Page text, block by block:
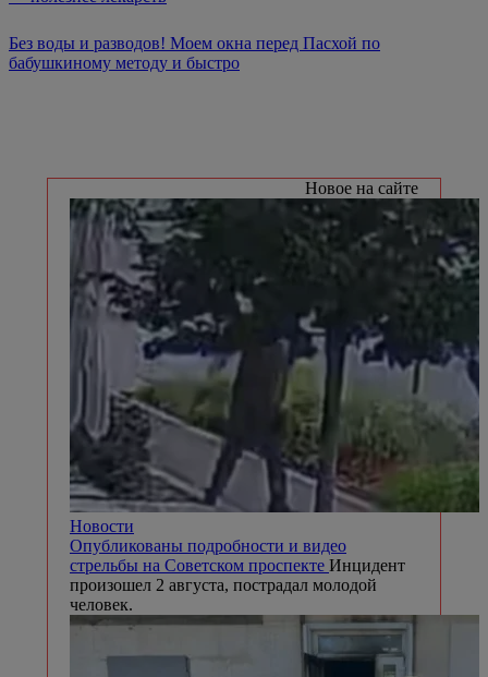
Без воды и разводов! Моем окна перед Пасхой по
бабушкиному методу и быстро
Новое на сайте
Новости
Опубликованы подробности и видео
стрельбы на Советском проспекте Инцидент
произошел 2 августа, пострадал молодой
человек.